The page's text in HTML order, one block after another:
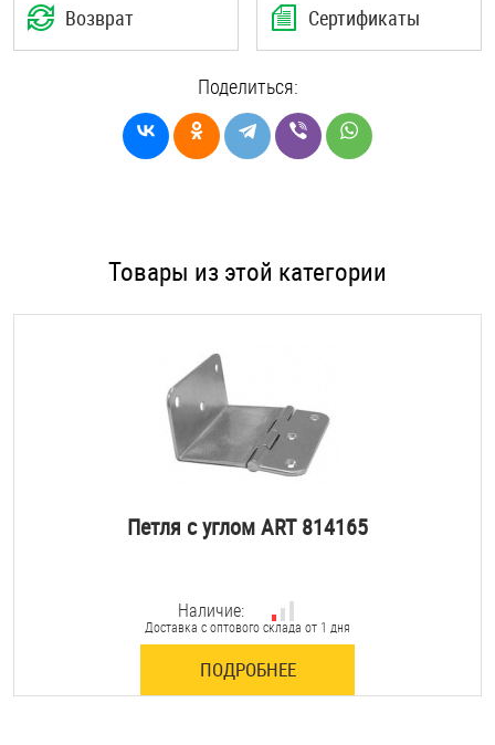
Возврат Сертификаты
Поделиться:
Товары из этой категории
Петля с углом ART 814165
Наличие:
Доставка с оптового склада от 1 дня
ПОДРОБНЕЕ